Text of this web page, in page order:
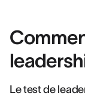
Le test de